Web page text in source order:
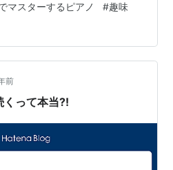
した。 何回目かの放送だった
るように見た番組です。 全く
真摯に向き合う姿を見て、私
いと思いました。小学校1年生
を習っていた私。とは言え、
業最優先でピアノ…
マスターするピアノ #趣味
前
くって本当⁈